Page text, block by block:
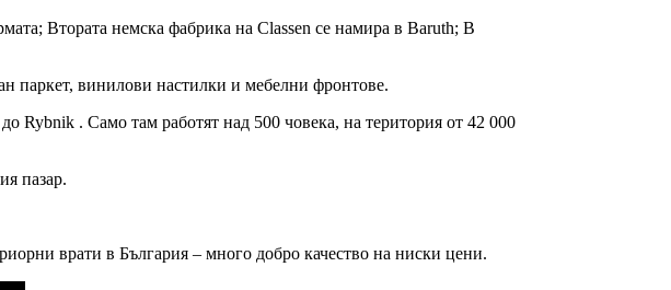
Втората немска фабрика на Classen се намира в Baruth; В
паркет, винилови настилки и мебелни фронтове.
Rybnik . Само там работят над 500 човека, на територия от 42 000
пазар.
врати в България – много добро качество на ниски цени.